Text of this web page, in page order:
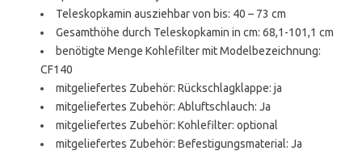
Teleskopkamin ausziehbar von bis: 40 – 73 cm
Gesamthöhe durch Teleskopkamin in cm: 68,1-101,1 cm
benötigte Menge Kohlefilter mit Modelbezeichnung:
CF140
mitgeliefertes Zubehör: Rückschlagklappe: ja
mitgeliefertes Zubehör: Abluftschlauch: Ja
mitgeliefertes Zubehör: Kohlefilter: optional
mitgeliefertes Zubehör: Befestigungsmaterial: Ja